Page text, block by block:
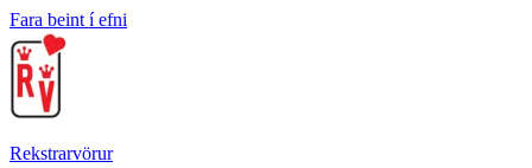
Fara beint í efni
Rekstrarvörur